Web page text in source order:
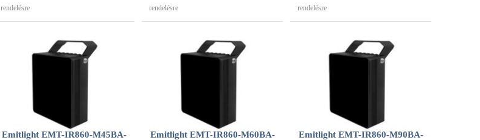
rendelésre rendelésre rendelésre
Emitlight EMT-IR860-M45BA-
Emitlight EMT-IR860-M60BA-
Emitlight EMT-IR860-M90BA-